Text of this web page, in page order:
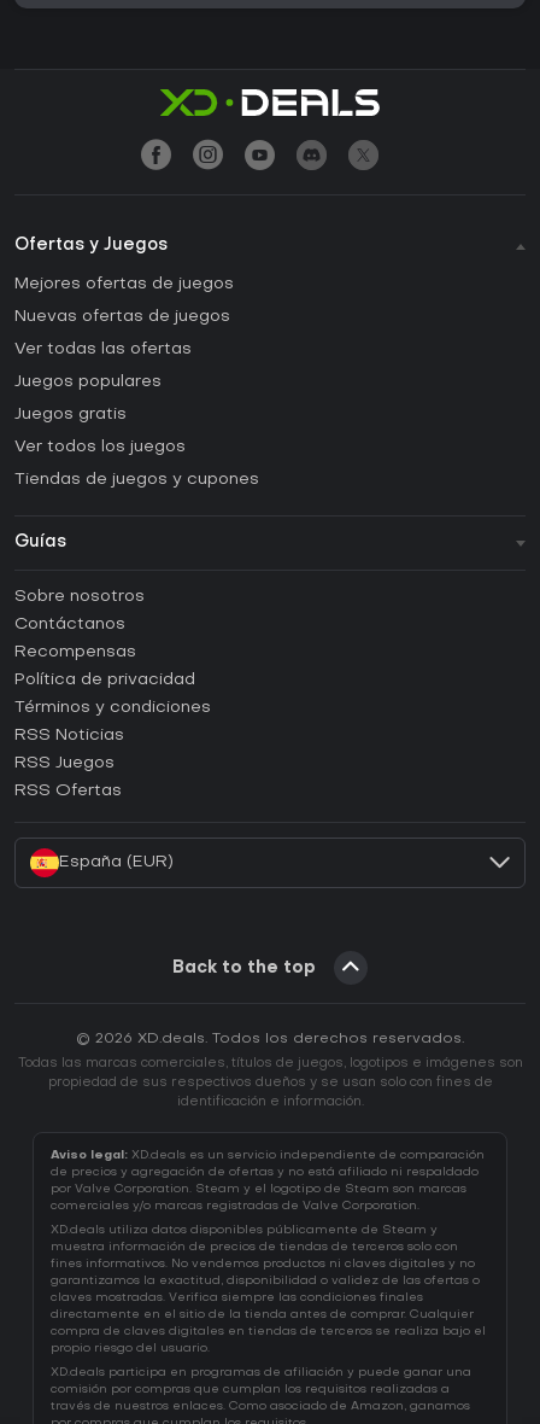
Ofertas y Juegos
Mejores ofertas de juegos
Nuevas ofertas de juegos
Ver todas las ofertas
Juegos populares
Juegos gratis
Ver todos los juegos
Tiendas de juegos y cupones
Guías
Guías y tutoriales
¿Cómo activar una CD Key de Steam?
¿Cómo activar una CD Key de Epic Games?
¿Cómo activar una CD Key de GOG?
¿Cómo activar una CD Key de Ubisoft Connect?
Sobre nosotros
Contáctanos
Recompensas
Política de privacidad
Términos y condiciones
RSS Noticias
RSS Juegos
RSS Ofertas
España (EUR)
Back to the top
© 2026 XD.deals. Todos los derechos reservados.
Todas las marcas comerciales, títulos de juegos, logotipos e imágenes son
propiedad de sus respectivos dueños y se usan solo con fines de
identificación e información.
Aviso legal: XD.deals es un servicio independiente de comparación
de precios y agregación de ofertas y no está afiliado ni respaldado
por Valve Corporation. Steam y el logotipo de Steam son marcas
comerciales y/o marcas registradas de Valve Corporation.
XD.deals utiliza datos disponibles públicamente de Steam y
muestra información de precios de tiendas de terceros solo con
fines informativos. No vendemos productos ni claves digitales y no
garantizamos la exactitud, disponibilidad o validez de las ofertas o
claves mostradas. Verifica siempre las condiciones finales
directamente en el sitio de la tienda antes de comprar. Cualquier
compra de claves digitales en tiendas de terceros se realiza bajo el
propio riesgo del usuario.
XD.deals participa en programas de afiliación y puede ganar una
comisión por compras que cumplan los requisitos realizadas a
través de nuestros enlaces. Como asociado de Amazon, ganamos